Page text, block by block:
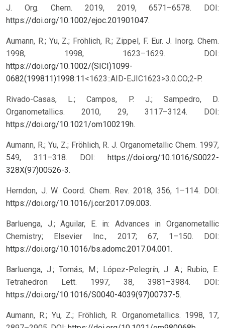
J. Org. Chem. 2019, 2019, 6571–6578. DOI:
https://doi.org/10.1002/ejoc.201901047.
Aumann, R.; Yu, Z.; Fröhlich, R.; Zippel, F. Eur. J. Inorg. Chem.
1998, 1998, 1623–1629. DOI:
https://doi.org/10.1002/(SICI)1099-
0682(199811)1998:11 <1623::AID-EJIC1623>3.0.CO;2-P.
Rivado-Casas, L.; Campos, P. J.; Sampedro, D.
Organometallics. 2010, 29, 3117–3124. DOI:
https://doi.org/10.1021/om100219h.
Aumann, R.; Yu, Z.; Fröhlich, R. J. Organometallic Chem. 1997,
549, 311–318. DOI:
https://doi.org/10.1016/S0022-
328X(97)00526-3.
Herndon, J. W. Coord. Chem. Rev. 2018, 356, 1–114. DOI:
https://doi.org/10.1016/j.ccr.2017.09.003.
Barluenga, J.; Aguilar, E. in: Advances in Organometallic
Chemistry; Elsevier Inc., 2017; 67, 1–150. DOI:
https://doi.org/10.1016/bs.adomc.2017.04.001.
Barluenga, J.; Tomás, M.; López-Pelegrín, J. A.; Rubio, E.
Tetrahedron Lett. 1997, 38, 3981–3984. DOI:
https://doi.org/10.1016/S0040-4039(97)00737-5.
Aumann, R.; Yu, Z.; Fröhlich, R. Organometallics. 1998, 17,